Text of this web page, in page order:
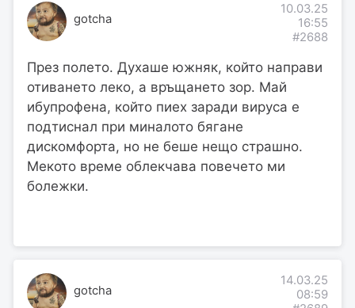
gotcha
10.03.25
16:55
#2688
През полето. Духаше южняк, който направи
отиването леко, а връщането зор. Май
ибупрофена, който пиех заради вируса е
подтиснал при миналото бягане
дискомфорта, но не беше нещо страшно.
Мекото време облекчава повечето ми
болежки.
gotcha
14.03.25
08:59